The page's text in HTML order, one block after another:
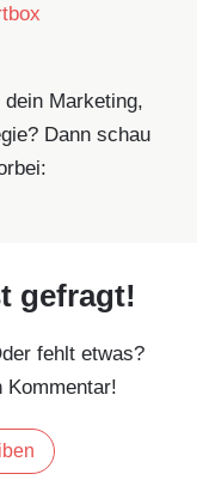
Marketing,
Dann schau
gefragt!
fehlt etwas?
Kommentar!